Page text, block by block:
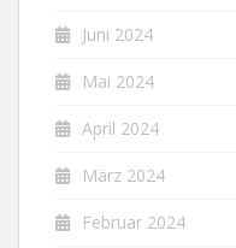
Juni 2024
Mai 2024
April 2024
März 2024
Februar 2024